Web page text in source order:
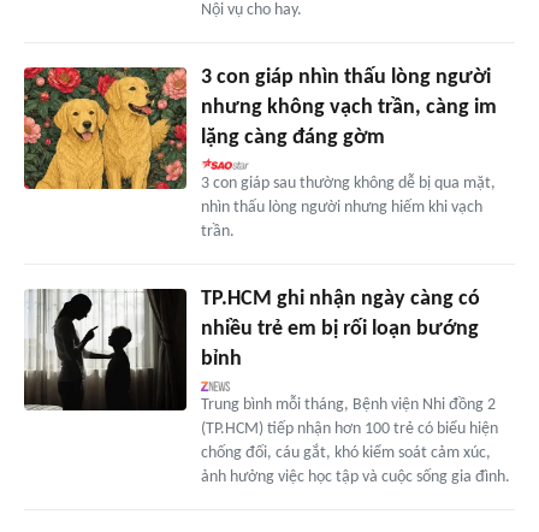
Nội vụ cho hay.
3 con giáp nhìn thấu lòng người
nhưng không vạch trần, càng im
lặng càng đáng gờm
3 con giáp sau thường không dễ bị qua mặt,
nhìn thấu lòng người nhưng hiếm khi vạch
trần.
TP.HCM ghi nhận ngày càng có
nhiều trẻ em bị rối loạn bướng
bỉnh
Trung bình mỗi tháng, Bệnh viện Nhi đồng 2
(TP.HCM) tiếp nhận hơn 100 trẻ có biểu hiện
chống đối, cáu gắt, khó kiểm soát cảm xúc,
ảnh hưởng việc học tập và cuộc sống gia đình.